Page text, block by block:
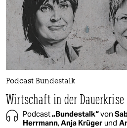
Podcast Bundestalk
Wirtschaft in der Dauerkrise
Podcast„Bundestalk“von
Herrmann,Anja Krüger und